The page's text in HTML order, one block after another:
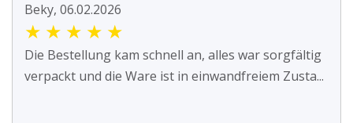
Beky, 06.02.2026
★ ★ ★ ★ ★
Die Bestellung kam schnell an, alles war sorgfältig
verpackt und die Ware ist in einwandfreiem Zusta...